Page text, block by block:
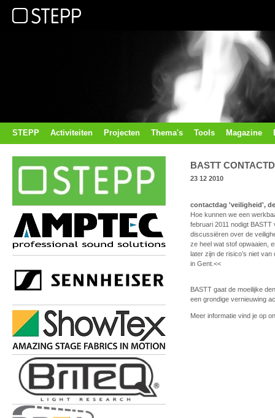
STEPP Activiteiten Projecten Thema's Tools Magazine
BASTT
23 12 2010
contactdag 'veiligheid',
Hoe kunnen we een
februari 2011 nodigt
discussiëren over de
ze heel wat stof opwaaien,
later zijn de risico’s niet
in Gent.<<
BASTT gaat de moeilijke
een grondige vernieuwing
Meer informatie vind je op